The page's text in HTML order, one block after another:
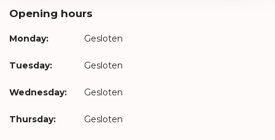
Opening hours
Monday: Gesloten
Tuesday: Gesloten
Wednesday: Gesloten
Thursday: Gesloten